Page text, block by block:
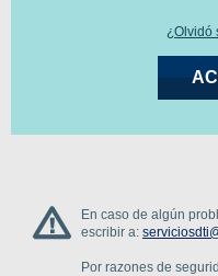
¿Olvidó
En caso de algún
escribir a:
Por razones de